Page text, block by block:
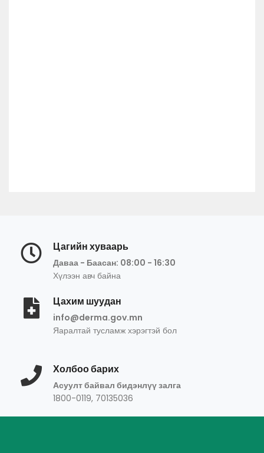
Цагийн хуваарь
Даваа - Баасан: 08:00 - 16:30
Хүлээн авч байна
Цахим шуудан
info@derma.gov.mn
Яаралтай тусламж хэрэгтэй бол
Холбоо барих
Асуулт байвал бидэнлүү залга
1800-0119, 70135036